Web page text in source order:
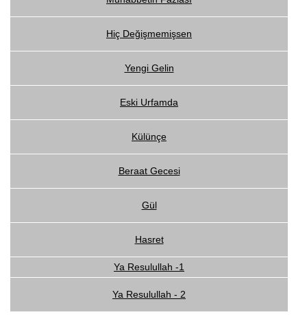
Hiç Değişmemişsen
Yengi Gelin
Eski Urfamda
Külünçe
Beraat Gecesi
Gül
Hasret
Ya Resulullah -1
Ya Resulullah - 2